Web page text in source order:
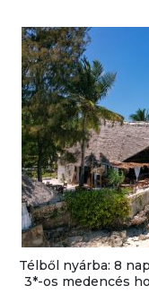
Télből nyárba: 8
3*-os medencés